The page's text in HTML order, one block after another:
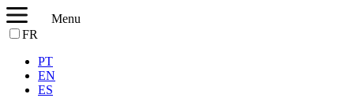
Menu
FR
PT
EN
ES